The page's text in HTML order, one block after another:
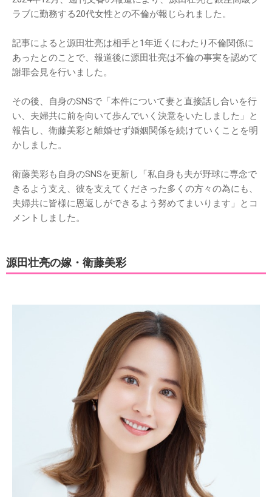
ラブに勤務する20代女性との不倫が報じられました。
記事によると源田壮亮は相手と1年近くにわたり不倫関係に
あったとのことで、報道後に源田壮亮は不倫の事実を認めて
謝罪会見を行いました。
その後、自身のSNSで「本件について妻と直接話し合いを行
い、夫婦共に前を向いて歩んでいく決意をいたしました」と
報告し、衛藤美彩と離婚せず婚姻関係を続けていくことを明
かしました。
衛藤美彩も自身のSNSを更新し「私自身も夫が野球に専念で
きるよう支え、彼を支えてくださった多くの方々の為にも、
夫婦共に皆様に恩返しができるよう努めてまいります」とコ
メントしました。
源田壮亮の嫁・衛藤美彩